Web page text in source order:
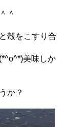
＾
殻をこすり合
美味しか
か？